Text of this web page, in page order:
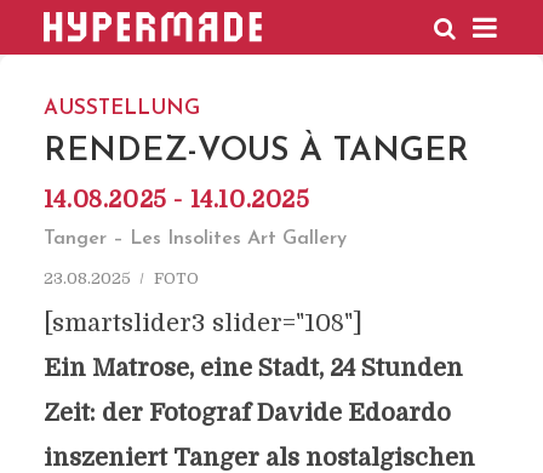
HYPERMADE
AUSSTELLUNG
RENDEZ-VOUS À TANGER
14.08.2025 - 14.10.2025
Tanger – Les Insolites Art Gallery
23.08.2025 FOTO
[smartslider3 slider="108"]
Ein Matrose, eine Stadt, 24 Stunden
Zeit: der Fotograf Davide Edoardo
inszeniert Tanger als nostalgischen